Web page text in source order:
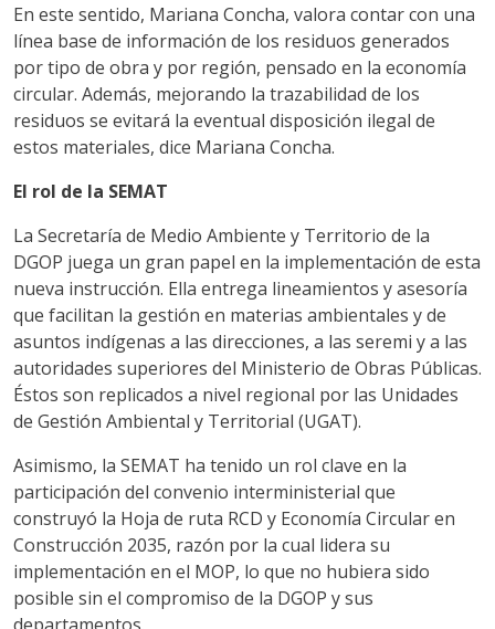
En este sentido, Mariana Concha, valora contar con una
línea base de información de los residuos generados
por tipo de obra y por región, pensado en la economía
circular. Además, mejorando la trazabilidad de los
residuos se evitará la eventual disposición ilegal de
estos materiales, dice Mariana Concha.
El rol de la SEMAT
La Secretaría de Medio Ambiente y Territorio de la
DGOP juega un gran papel en la implementación de esta
nueva instrucción. Ella entrega lineamientos y asesoría
que facilitan la gestión en materias ambientales y de
asuntos indígenas a las direcciones, a las seremi y a las
autoridades superiores del Ministerio de Obras Públicas.
Éstos son replicados a nivel regional por las Unidades
de Gestión Ambiental y Territorial (UGAT).
Asimismo, la SEMAT ha tenido un rol clave en la
participación del convenio interministerial que
construyó la Hoja de ruta RCD y Economía Circular en
Construcción 2035, razón por la cual lidera su
implementación en el MOP, lo que no hubiera sido
posible sin el compromiso de la DGOP y sus